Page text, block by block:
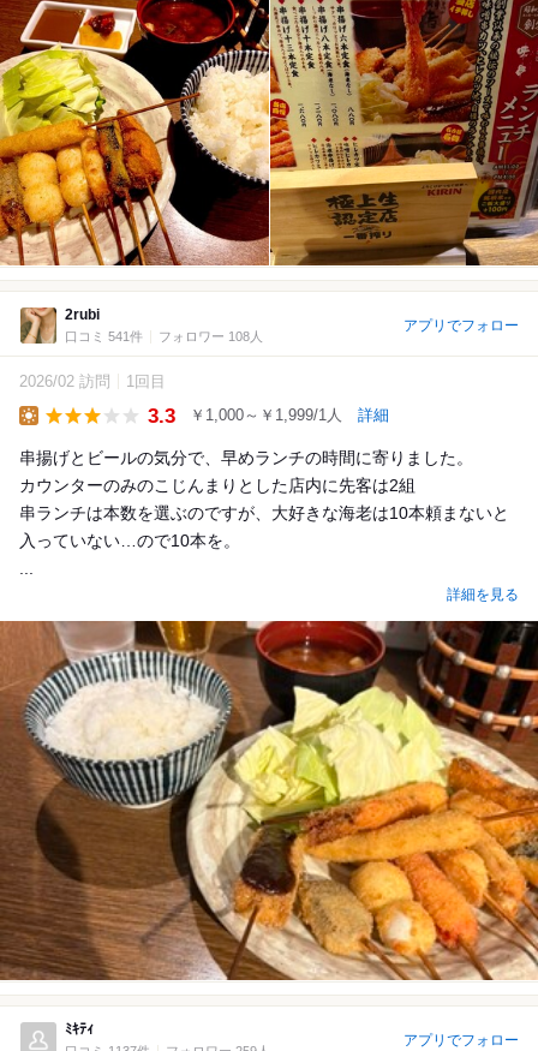
2rubi
口コミ 541件 フォロワー 108人
アプリでフォロー
2026/02 訪問 1回目
3.3 ￥1,000～￥1,999/1人 詳細
串揚げとビールの気分で、早めランチの時間に寄りました。
カウンターのみのこじんまりとした店内に先客は2組
串ランチは本数を選ぶのですが、大好きな海老は10本頼まないと
入っていない…ので10本を。
詳細を見る
ﾐｷﾃｨ
アプリでフォロー